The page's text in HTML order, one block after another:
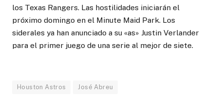
los Texas Rangers. Las hostilidades iniciarán el
próximo domingo en el Minute Maid Park. Los
siderales ya han anunciado a su «as» Justin Verlander
para el primer juego de una serie al mejor de siete.
Houston Astros José Abreu